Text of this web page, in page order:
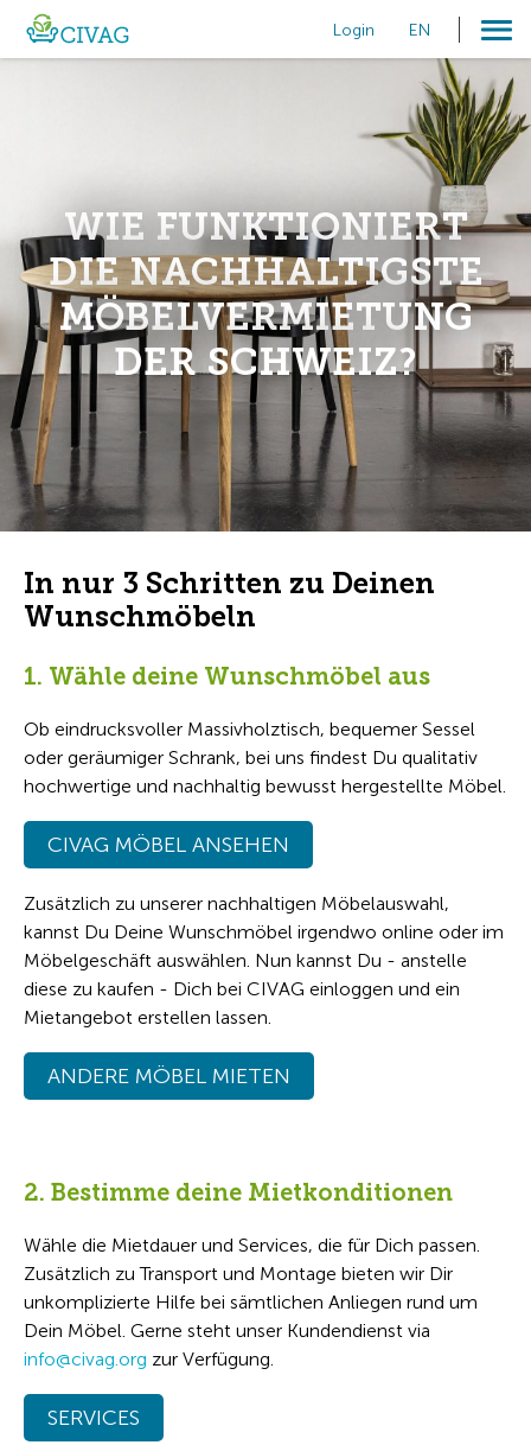
Login EN
WIE FUNKTIONIERT
DIE NACHHALTIGSTE
MÖBELVERMIETUNG
DER SCHWEIZ?
In nur 3 Schritten zu Deinen
Wunschmöbeln
1. Wähle deine Wunschmöbel aus
Ob eindrucksvoller Massivholztisch, bequemer Sessel
oder geräumiger Schrank, bei uns findest Du qualitativ
hochwertige und nachhaltig bewusst hergestellte Möbel.
CIVAG MÖBEL ANSEHEN
Zusätzlich zu unserer nachhaltigen Möbelauswahl,
kannst Du Deine Wunschmöbel irgendwo online oder im
Möbelgeschäft auswählen. Nun kannst Du - anstelle
diese zu kaufen - Dich bei CIVAG einloggen und ein
Mietangebot erstellen lassen.
ANDERE MÖBEL MIETEN
2. Bestimme deine Mietkonditionen
Wähle die Mietdauer und Services, die für Dich passen.
Zusätzlich zu Transport und Montage bieten wir Dir
unkomplizierte Hilfe bei sämtlichen Anliegen rund um
Dein Möbel. Gerne steht unser Kundendienst via
info@civag.org zur Verfügung.
SERVICES